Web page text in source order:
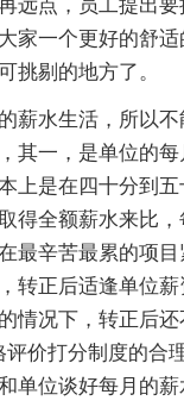
远点，员工提出
家一个更好的舒
挑剔的地方了。
薪水生活，所以
其一，是单位的
上是在四十分到
得全额薪水来比
最辛苦最累的项
转正后适逢单位
情况下，转正后
价打分制度的合
单位谈好每月的